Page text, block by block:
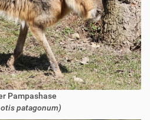
Pampashase
patagonum)